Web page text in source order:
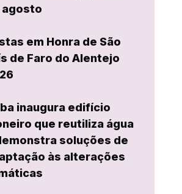
agosto
em Honra de São
de Faro do Alentejo
inaugura edifício
que reutiliza água
soluções de
às alterações